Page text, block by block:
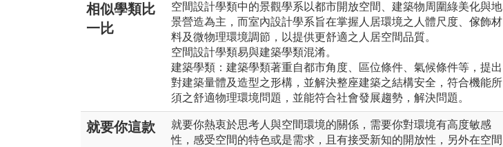
相似學類比
一比
空間設計學類中的景觀學系以都市開放空間、建築物周圍綠美化與地
景營造為主，而室內設計學系旨在掌握人居環境之人體尺度、傢飾材
料及微物理環境調節，以提供更舒適之人居空間品質。
空間設計學類易與建築學類混淆。
建築學類：建築學類著重自都市角度、區位條件、氣候條件等，提出
對建築量體及造型之形構，並解決整座建築之結構安全，符合機能所
須之舒適物理環境問題，並能符合社會發展趨勢，解決問題。
就要你這款
就要你熱衷於思考人與空間環境的關係，需要你對環境有高度敏感
性，感受空間的特色或是需求，且有接受新知的開放性，另外在空間